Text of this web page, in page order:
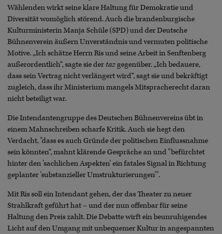
Wählenden wirkt seine klare Haltung für Demokratie und
Diversität womöglich störend. Auch die brandenburgische
Kulturministerin Manja Schüle (SPD) und der Deutsche
Bühnenverein äußern Unverständnis und vermuten politische
Motive. „Ich schätze Herrn Ris und seine Arbeit in Senftenberg
außerordentlich“, sagte sie der tazgegenüber. „Ich bedauere,
dass sein Vertrag nicht verlängert wird“, sagt sie und bekräftigt
zugleich, dass ihr Ministerium mangels Mitspracherecht daran
nicht beteiligt war.
Die Intendantengruppe des Deutschen Bühnenvereins übt in
einem Mahnschreiben scharfe Kritik. Auch sie hegt den
Verdacht, "dass es auch Gründe der politischen Einflussnahme
sein könnten“, mahnt klärende Gespräche an und "befürchtet
hinter den 'sachlichen Aspekten' ein fatales Signal in Richtung
geplanter 'substanzieller Umstrukturierungen'".
Mit Ris soll ein Intendant gehen, der das Theater zu neuer
Strahlkraft geführt hat – und der nun offenbar für seine
Haltung den Preis zahlt. Die Debatte wirft ein beunruhigendes
Licht auf den Umgang mit unbequemer Kultur in angespannten